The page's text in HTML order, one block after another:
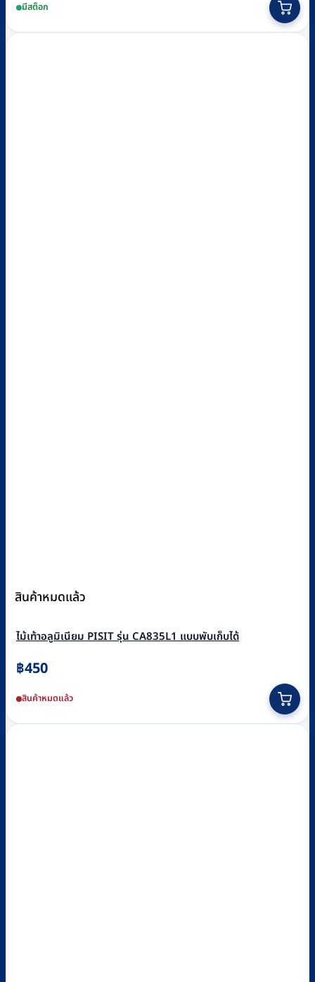
was:
฿1,080.
is:
฿1,000.
มีสต็อก
สินค้าหมดแล้ว
ไม้เท้าอลูมิเนียม PISIT รุ่น CA835L1 แบบพับเก็บได้
฿450
สินค้าหมดแล้ว